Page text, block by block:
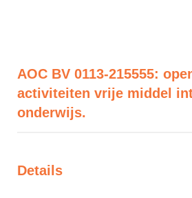
AOC BV 0113-215555:
activiteiten vrije middel
onderwijs.
Details